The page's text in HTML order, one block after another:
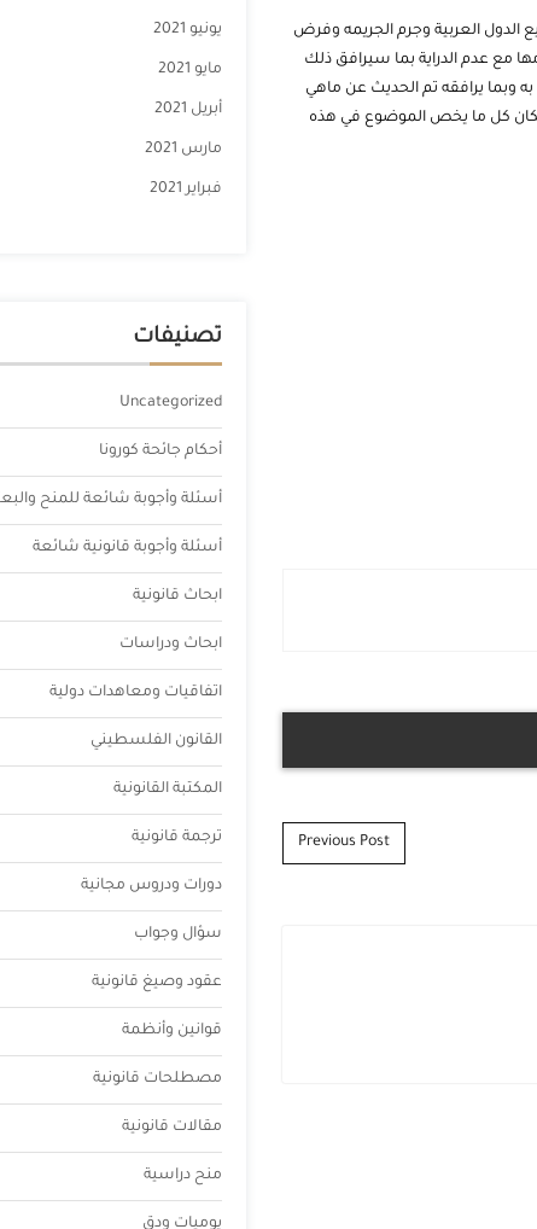
الدول العربية وجرم الجريمه وفرض
مع عدم الدراية بما سيرافق ذلك
وبما يرافقه تم الحديث عن ماهي
كل ما يخص الموضوع في هذه
Previous Post
يونيو 2021
مايو 2021
أبريل 2021
مارس 2021
فبراير 2021
تصنيفات
Uncategorized
أحكام جائحة كورونا
أسئلة وأجوبة شائعة للمنح
أسئلة وأجوبة قانونية شائعة
ابحاث قانونية
ابحاث ودراسات
اتفاقيات ومعاهدات دولية
القانون الفلسطيني
المكتبة القانونية
ترجمة قانونية
دورات ودروس مجانية
سؤال وجواب
عقود وصيغ قانونية
قوانين وأنظمة
مصطلحات قانونية
مقالات قانونية
منح دراسية
يوميات ودق